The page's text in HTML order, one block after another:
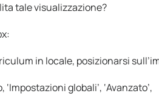
tale visualizzazione?
in locale, posizionarsi
globali’, ‘Avanzato’,